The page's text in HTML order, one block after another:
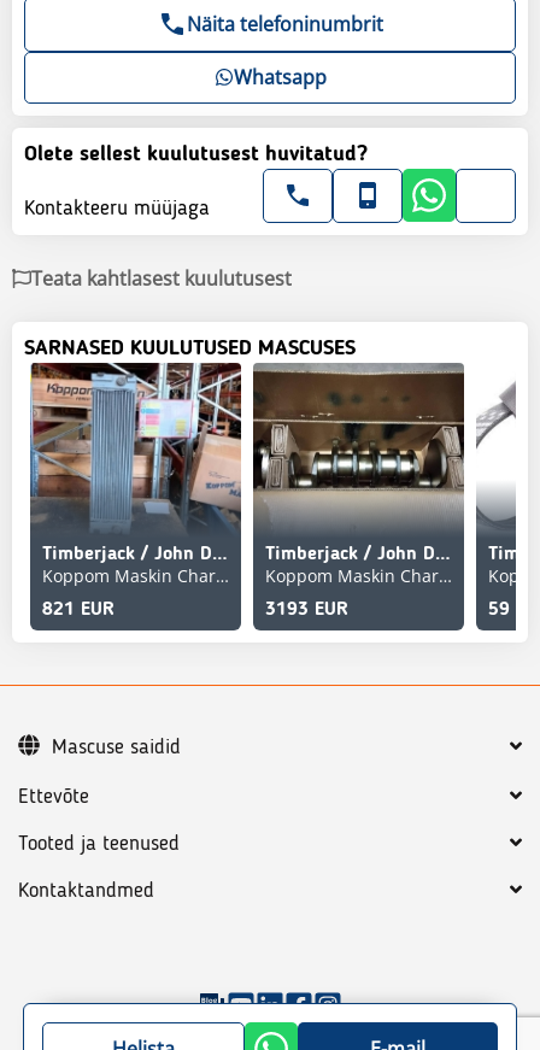
Näita telefoninumbrit
Whatsapp
Olete sellest kuulutusest huvitatud?
Kontakteeru müüjaga
Teata kahtlasest kuulutusest
SARNASED KUULUTUSED MASCUSES
Timberjack / John Deere F070530
Koppom Maskin Charlottenberg
821 EUR
Timberjack / John Deere MPRG32034 Repsats RE530437, RE534314
Koppom Maskin Charlottenberg
3193 EUR 59
Ettevõte
Tooted ja teenused
Kontaktandmed
Mascuse saidid